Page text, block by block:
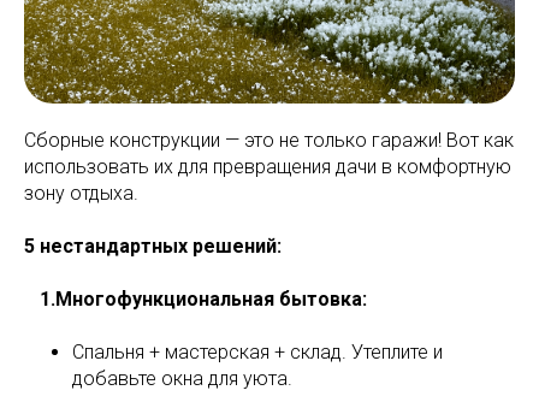
Сборные конструкции — это не только гаражи! Вот как
использовать их для превращения дачи в комфортную
зону отдыха.
5 нестандартных решений:
1.Многофункциональная бытовка:
Спальня + мастерская + склад. Утеплите и
добавьте окна для уюта.